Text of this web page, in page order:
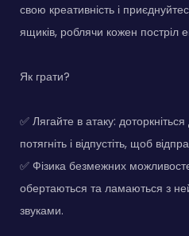
свою креативність і
ящиків, роблячи кожен постріл
Як грати?
✅ Лягайте в атаку:
потягніть і відпустіть, щоб
✅ Фізика безмежних
обертаються та ламаються з
звуками.